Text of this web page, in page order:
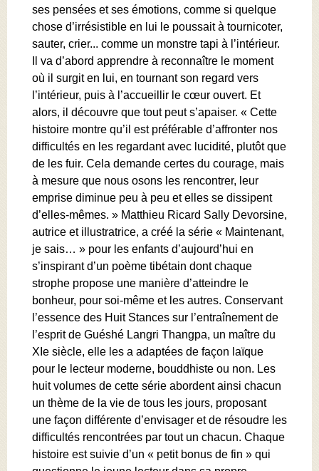
ses pensées et ses émotions, comme si quelque
chose d’irrésistible en lui le poussait à tournicoter,
sauter, crier... comme un monstre tapi à l’intérieur.
Il va d’abord apprendre à reconnaître le moment
où il surgit en lui, en tournant son regard vers
l’intérieur, puis à l’accueillir le cœur ouvert. Et
alors, il découvre que tout peut s’apaiser. « Cette
histoire montre qu’il est préférable d’affronter nos
difficultés en les regardant avec lucidité, plutôt que
de les fuir. Cela demande certes du courage, mais
à mesure que nous osons les rencontrer, leur
emprise diminue peu à peu et elles se dissipent
d’elles-mêmes. » Matthieu Ricard Sally Devorsine,
autrice et illustratrice, a créé la série « Maintenant,
je sais… » pour les enfants d’aujourd’hui en
s’inspirant d’un poème tibétain dont chaque
strophe propose une manière d’atteindre le
bonheur, pour soi-même et les autres. Conservant
l’essence des Huit Stances sur l’entraînement de
l’esprit de Guéshé Langri Thangpa, un maître du
XIe siècle, elle les a adaptées de façon laïque
pour le lecteur moderne, bouddhiste ou non. Les
huit volumes de cette série abordent ainsi chacun
un thème de la vie de tous les jours, proposant
une façon différente d’envisager et de résoudre les
difficultés rencontrées par tout un chacun. Chaque
histoire est suivie d’un « petit bonus de fin » qui